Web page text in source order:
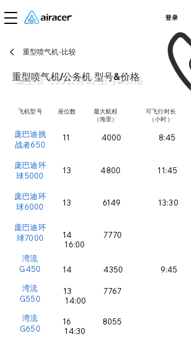
登录
重型喷气机-比较
重型喷气机/公务机 型号&价格
飞机型号 座位数
最大航程
（海里）
可飞行时长
（小时）
庞巴迪挑
战者650
​庞巴迪环
球5000
庞巴迪环
球6000
庞巴迪环
球7000
湾流
G450
湾流
G550
湾流
G650
11 4000 8:45
13 4800 11:45
13 6149 13:30
14 7770
16:00
14 4350 9:45
13 7767
14:00
16 8055
14:30